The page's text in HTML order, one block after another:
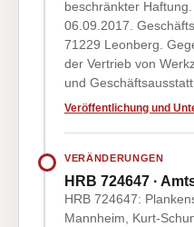
beschränkter
06.09.2017.
71229 Leonberg.
der Vertrieb von
und
Veröffentlichung und
VERÄNDERUNGEN
HRB 724647 ·
HRB 724647:
Mannheim, Kurt-